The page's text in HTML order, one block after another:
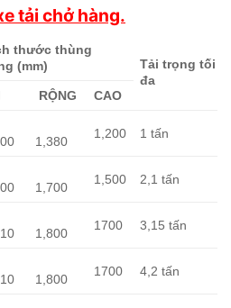
tải chở hàng.
thước thùng
(mm)
Tải trọng tối
đa
RỘNG CAO
1,380
1,200 1 tấn
1,700
1,500 2,1 tấn
1,800
1700 3,15 tấn
1,800
1700 4,2 tấn